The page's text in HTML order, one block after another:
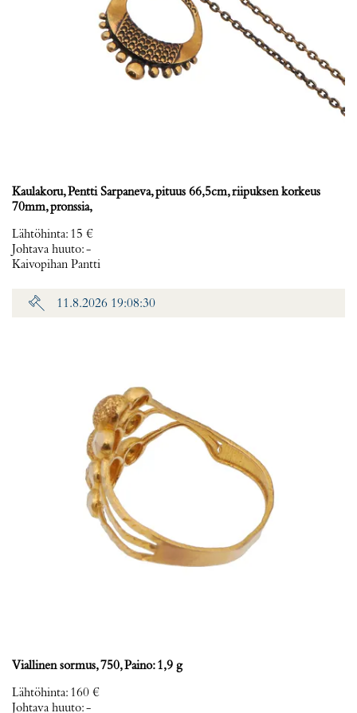
Kaulakoru, Pentti Sarpaneva, pituus 66,5cm, riipuksen korkeus
70mm, pronssia,
Lähtöhinta: 15 €
Johtava huuto:-
Kaivopihan Pantti
11.8.2026 19:08:30
Viallinen sormus, 750, Paino: 1,9 g
Lähtöhinta: 160 €
Johtava huuto:-